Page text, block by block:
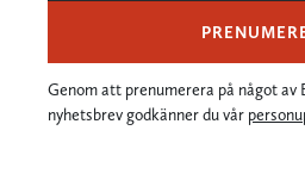
Genom att prenumerera på något av
nyhetsbrev godkänner du vår